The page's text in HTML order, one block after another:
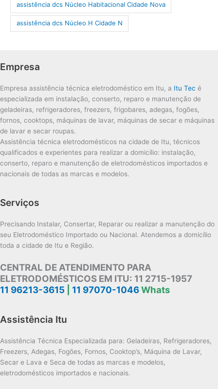
assistência dcs Núcleo Habitacional Cidade Nova
assistência dcs Núcleo H Cidade N
Empresa
Empresa assistência técnica eletrodoméstico em Itu, a Itu Tec é
especializada em instalação, conserto, reparo e manutenção de
geladeiras, refrigeradores, freezers, frigobares, adegas, fogões,
fornos, cooktops, máquinas de lavar, máquinas de secar e máquinas
de lavar e secar roupas.
Assistência técnica eletrodomésticos na cidade de Itu, técnicos
qualificados e experientes para realizar a domicílio: instalação,
conserto, reparo e manutenção de eletrodomésticos importados e
nacionais de todas as marcas e modelos.
Serviços
Precisando Instalar, Consertar, Reparar ou realizar a manutenção do
seu Eletrodoméstico Importado ou Nacional. Atendemos a domicílio
toda a cidade de Itu e Região.
CENTRAL DE ATENDIMENTO PARA
ELETRODOMÉSTICOS EM ITU: 11 2715-1957
11 96213-3615
11 97070-1046Whats
Assistência Itu
Assistência Técnica Especializada para: Geladeiras, Refrigeradores,
Freezers, Adegas, Fogões, Fornos, Cooktop’s, Máquina de Lavar,
Secar e Lava e Seca de todas as marcas e modelos,
eletrodomésticos importados e nacionais.